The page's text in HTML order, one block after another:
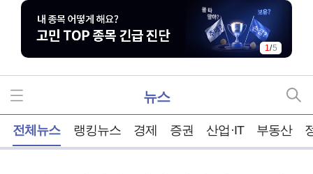
1/5
뉴스
전체뉴스 랭킹뉴스 경제 증권 산업·IT 부동산